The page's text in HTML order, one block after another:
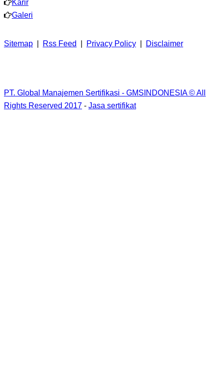
Karir
Galeri
Sitemap Rss Feed Privacy Policy Disclaimer
PT. Global Manajemen Sertifikasi - GMSINDONESIA © All
Rights Reserved 2017 - Jasa sertifikat